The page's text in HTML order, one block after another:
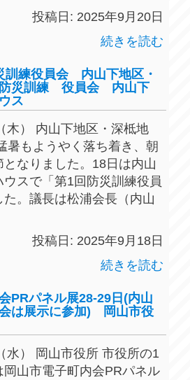
投稿日: 2025年9月20日
続きを読む
訓練役員会 内山下地区・
災訓練 役員会 内山下
ス
木） 内山下地区・深柢地
もようやく落ち着き、朝
なりました。18日は内山
スで「第1回防災訓練役員
。議長は松浦会長（内山
投稿日: 2025年9月18日
続きを読む
PRパネル展28-29日(内山
は展示に参加) 岡山市役
水） 岡山市役所 市役所の1
岡山市電子町内会PRパネル